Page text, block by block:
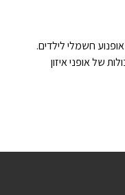
של 360 זכו לתואר אופנוע חשמלי לילדים.
של אופני איזון